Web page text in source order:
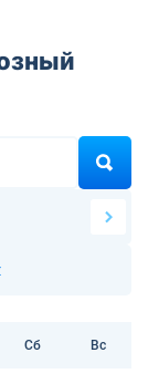
Сб Вс